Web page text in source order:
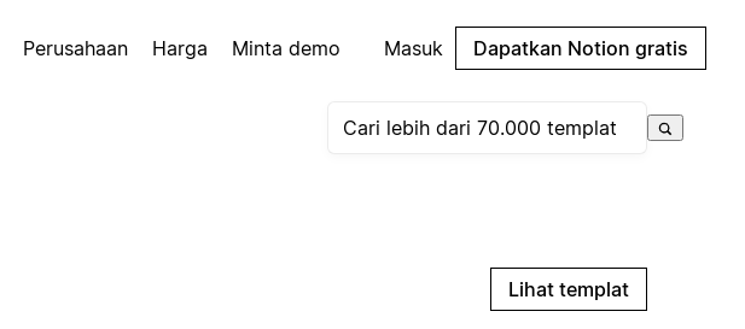
Perusahaan Harga Minta demo Masuk Dapatkan Notion gratis
Lihat templat